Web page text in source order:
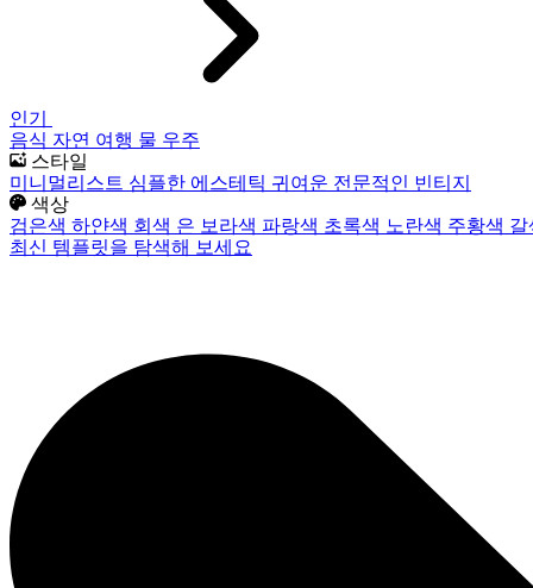
인기
음식 자연 여행 물 우주
스타일
미니멀리스트 심플한 에스테틱 귀여운 전문적인 빈티지
색상
검은색 하얀색 회색 은 보라색 파랑색 초록색 노란색 주황색
최신 템플릿을 탐색해 보세요